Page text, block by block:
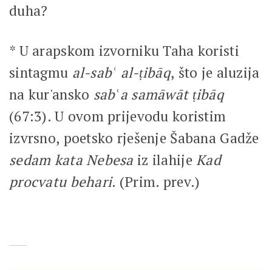
duha?
* U arapskom izvorniku Taha koristi
sintagmu al-sabʿ al-ṭibāq, što je aluzija
na kur'ansko sabʿa samāwāt ṭibāq
(67:3). U ovom prijevodu koristim
izvrsno, poetsko rješenje Šabana Gadže
sedam kata Nebesa iz ilahijeKad
procvatu behari. (Prim. prev.)